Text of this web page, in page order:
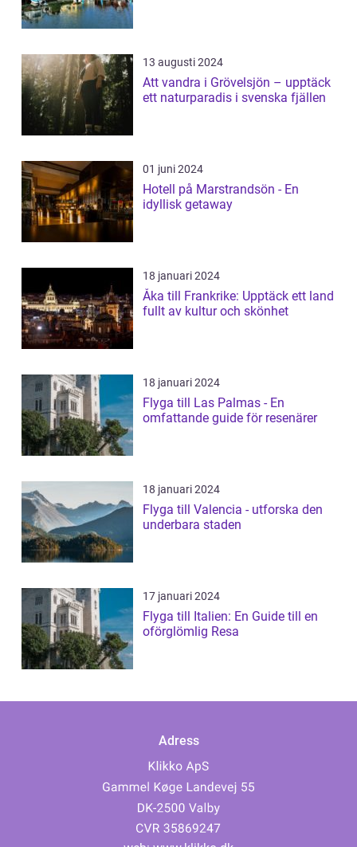
13 augusti 2024
Att vandra i Grövelsjön – upptäck
ett naturparadis i svenska fjällen
01 juni 2024
Hotell på Marstrandsön - En
idyllisk getaway
18 januari 2024
Åka till Frankrike: Upptäck ett land
fullt av kultur och skönhet
18 januari 2024
Flyga till Las Palmas - En
omfattande guide för resenärer
18 januari 2024
Flyga till Valencia - utforska den
underbara staden
17 januari 2024
Flyga till Italien: En Guide till en
oförglömlig Resa
Adress